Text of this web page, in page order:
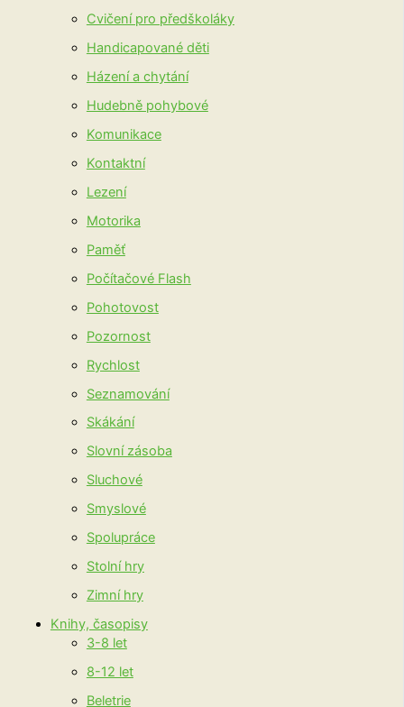
Cvičení pro předškoláky
Handicapované děti
Házení a chytání
Hudebně pohybové
Komunikace
Kontaktní
Lezení
Motorika
Paměť
Počítačové Flash
Pohotovost
Pozornost
Rychlost
Seznamování
Skákání
Slovní zásoba
Sluchové
Smyslové
Spolupráce
Stolní hry
Zimní hry
Knihy, časopisy
3-8 let
8-12 let
Beletrie